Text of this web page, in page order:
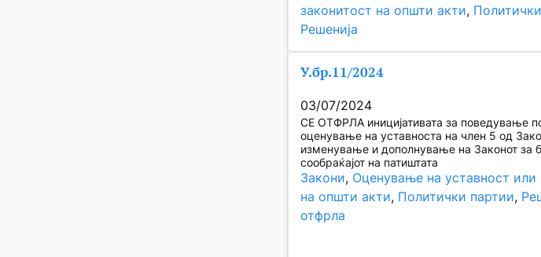
законитост на општи акти,
Решенија
У.бр.11/2024
03/07/2024
СЕ ОТФРЛА иницијативата за поведување
оценување на уставноста на член 5 од
изменување и дополнување на Законот за
сообраќајот на патиштата
Закони, Оценување на уставност или
на општи акти, Политички партии,
отфрла